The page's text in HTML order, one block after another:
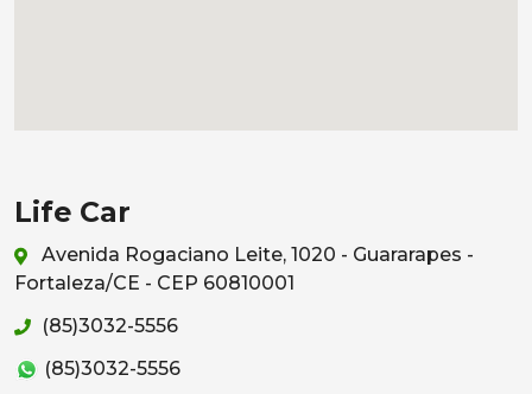
Life Car
Avenida Rogaciano Leite, 1020 - Guararapes -
Fortaleza/CE - CEP 60810001
(85)3032-5556
(85)3032-5556